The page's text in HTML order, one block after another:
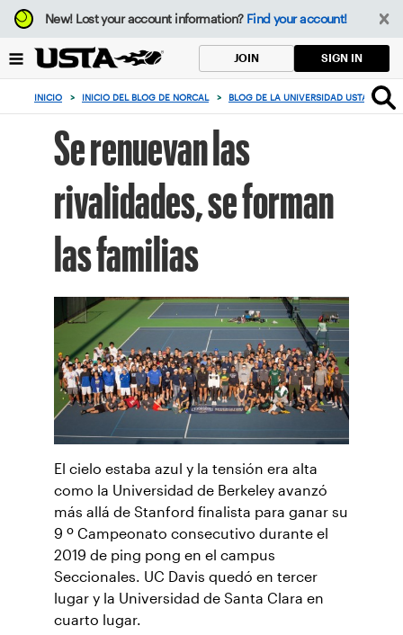
Enfoque
desde
botón
volver
principio
New!Lost your account information? Find your account!
JOIN SIGN IN
INICIO > INICIO DEL BLOG DE NORCAL > BLOG DE LA UNIVERSIDAD USTA
Se renuevan las
rivalidades, se forman
las familias
El cielo estaba azul y la tensión era alta
como la Universidad de Berkeley avanzó
más allá de Stanford finalista para ganar su
9 º Campeonato consecutivo durante el
2019 de ping pong en el campus
Seccionales. UC Davis quedó en tercer
lugar y la Universidad de Santa Clara en
cuarto lugar.